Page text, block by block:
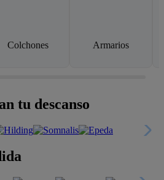
Colchones Armarios
tu descanso